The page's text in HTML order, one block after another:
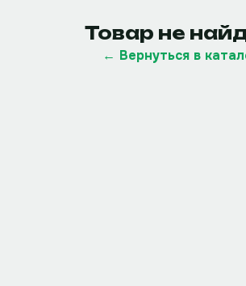
Товар не
← Вернуться в